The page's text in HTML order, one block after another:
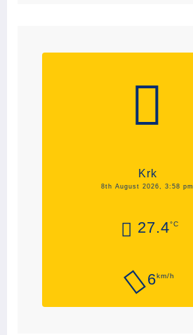
Krk
8th August 2026, 3:58 pm
27.4°C
6km/h